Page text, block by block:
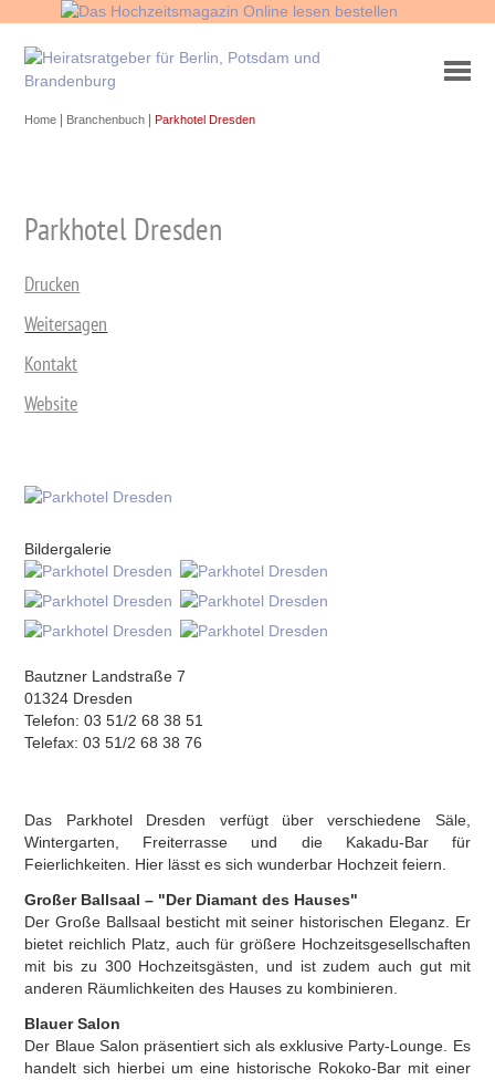
Home Branchenbuch |Parkhotel Dresden
Parkhotel Dresden
Drucken
Weitersagen
Kontakt
Website
Bildergalerie
Bautzner Landstraße 7
01324 Dresden
Telefon: 03 51/2 68 38 51
Telefax: 03 51/2 68 38 76
Das Parkhotel Dresden verfügt über verschiedene Säle,
Wintergarten, Freiterrasse und die Kakadu-Bar für
Feierlichkeiten. Hier lässt es sich wunderbar Hochzeit feiern.
Großer Ballsaal – "Der Diamant des Hauses"
Der Große Ballsaal besticht mit seiner historischen Eleganz. Er
bietet reichlich Platz, auch für größere Hochzeitsgesellschaften
mit bis zu 300 Hochzeitsgästen, und ist zudem auch gut mit
anderen Räumlichkeiten des Hauses zu kombinieren.
Blauer Salon
Der Blaue Salon präsentiert sich als exklusive Party-Lounge. Es
handelt sich hierbei um eine historische Rokoko-Bar mit einer